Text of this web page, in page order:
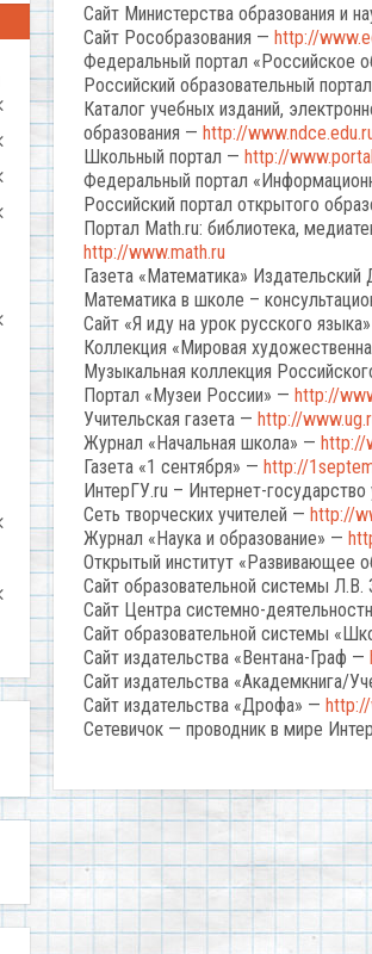
Сайт Министерства образования и
Сайт Рособразования — http://
Федеральный портал «Российское
Российский образовательный
Каталог учебных изданий,
образования — http://
Школьный портал — http://
Федеральный портал
Российский портал открытого
Портал Math.ru: библиотека,
http://www.math.ru
Газета «Математика»
Математика в школе –
Сайт «Я иду на урок русского
Коллекция «Мировая
Музыкальная коллекция
Портал «Музеи России» — http://
Учительская газета — http://
Журнал «Начальная школа» — http://
Газета «1 сентября» — http://
ИнтерГУ.ru – Интернет-государство
Сеть творческих учителей — http://
Журнал «Наука и образование» —
Открытый институт «Развивающее
Сайт образовательной системы Л.В.
Сайт Центра системно-
Сайт образовательной системы
Сайт издательства «Вентана-Граф —
Сайт издательства «Академкнига/
Сайт издательства «Дрофа» —
Сетевичок — проводник в мире